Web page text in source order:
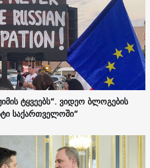
ტყვეებს“. ვიდეო ბლოგების
საქართველოში“